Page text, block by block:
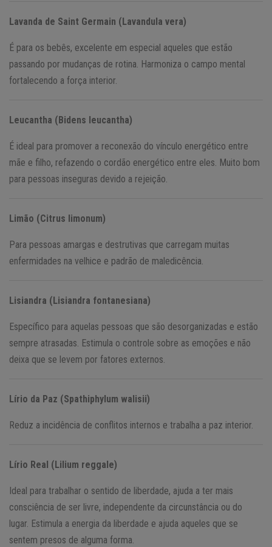
Lavanda de Saint Germain (Lavandula vera)
É para os bebês, excelente em especial aqueles que estão
passando por mudanças de rotina. Harmoniza o campo mental
fortalecendo a força interior.
Leucantha (Bidens leucantha)
É ideal para promover a reconexão do vínculo energético entre
mãe e filho, refazendo o cordão energético entre eles. Muito bom
para pessoas inseguras devido a rejeição.
Limão (Citrus limonum)
Para pessoas amargas e destrutivas que carregam muitas
enfermidades na velhice e padrão de maledicência.
Lisiandra (Lisiandra fontanesiana)
Específico para aquelas pessoas que são desorganizadas e estão
sempre atrasadas. Estimula o controle sobre as emoções e não
deixa que se levem por fatores externos.
Lírio da Paz (Spathiphylum walisii)
Reduz a incidência de conflitos internos e trabalha a paz interior.
Lírio Real (Lilium reggale)
Ideal para trabalhar o sentido de liberdade, ajuda a ter mais
consciência de ser livre, independente da circunstância ou do
lugar. Estimula a energia da liberdade e ajuda aqueles que se
sentem presos de alguma forma.